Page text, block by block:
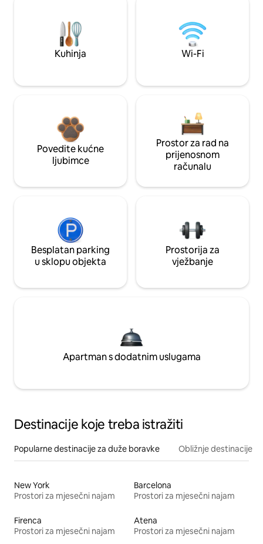
Kuhinja Wi-Fi
Povedite kućne
ljubimce
Prostor za rad na
prijenosnom
računalu
Besplatan parking
u sklopu objekta
Prostorija za
vježbanje
Apartman s dodatnim uslugama
Destinacije koje treba istražiti
Popularne destinacije za duže boravke Obližnje destinacije
New York
Prostori za mjesečni najam
Barcelona
Prostori za mjesečni najam
Firenca
Prostori za mjesečni najam
Atena
Prostori za mjesečni najam